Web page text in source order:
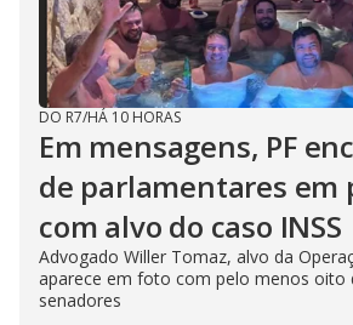
DO R7/HÁ 10 HORAS
Em mensagens, PF
de parlamentares em
com alvo do caso INSS
Advogado Willer Tomaz, alvo da
aparece em foto com pelo menos oito
senadores